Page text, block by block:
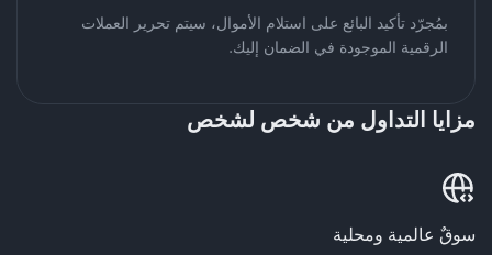
بمُجرّد تأكيد البائع على استلام الأموال، سيتم تحرير العملات
الرقمية الموجودة في الضمان إليك.
مزايا التداول من شخص لشخص
سوقٌ عالمية ومحلية